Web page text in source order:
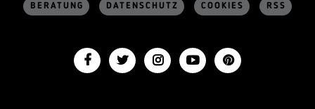
BERATUNG DATENSCHUTZ COOKIES RSS